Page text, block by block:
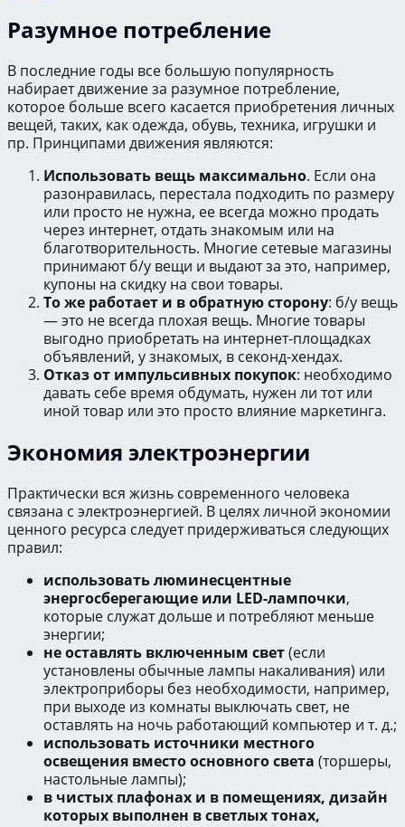
Разумное потребление
В последние годы все большую популярность
набирает движение за разумное потребление,
которое больше всего касается приобретения личных
вещей, таких, как одежда, обувь, техника, игрушки и
пр. Принципами движения являются:
Использовать вещь максимально. Если она
разонравилась, перестала подходить по размеру
или просто не нужна, ее всегда можно продать
через интернет, отдать знакомым или на
благотворительность. Многие сетевые магазины
принимают б/у вещи и выдают за это, например,
купоны на скидку на свои товары.
То же работает и в обратную сторону: б/у вещь
— это не всегда плохая вещь. Многие товары
выгодно приобретать на интернет-площадках
объявлений, у знакомых, в секонд-хендах.
Отказ от импульсивных покупок: необходимо
давать себе время обдумать, нужен ли тот или
иной товар или это просто влияние маркетинга.
Экономия электроэнергии
Практически вся жизнь современного человека
связана с электроэнергией. В целях личной экономии
ценного ресурса следует придерживаться следующих
правил:
использовать люминесцентные
энергосберегающие или LED-лампочки,
которые служат дольше и потребляют меньше
энергии;
не оставлять включенным свет(если
установлены обычные лампы накаливания) или
электроприборы без необходимости, например,
при выходе из комнаты выключать свет, не
оставлять на ночь работающий компьютер и т. д.;
использовать источники местного
освещения вместо основного света (торшеры,
настольные лампы);
в чистых плафонах и в помещениях, дизайн
которых выполнен в светлых тонах,